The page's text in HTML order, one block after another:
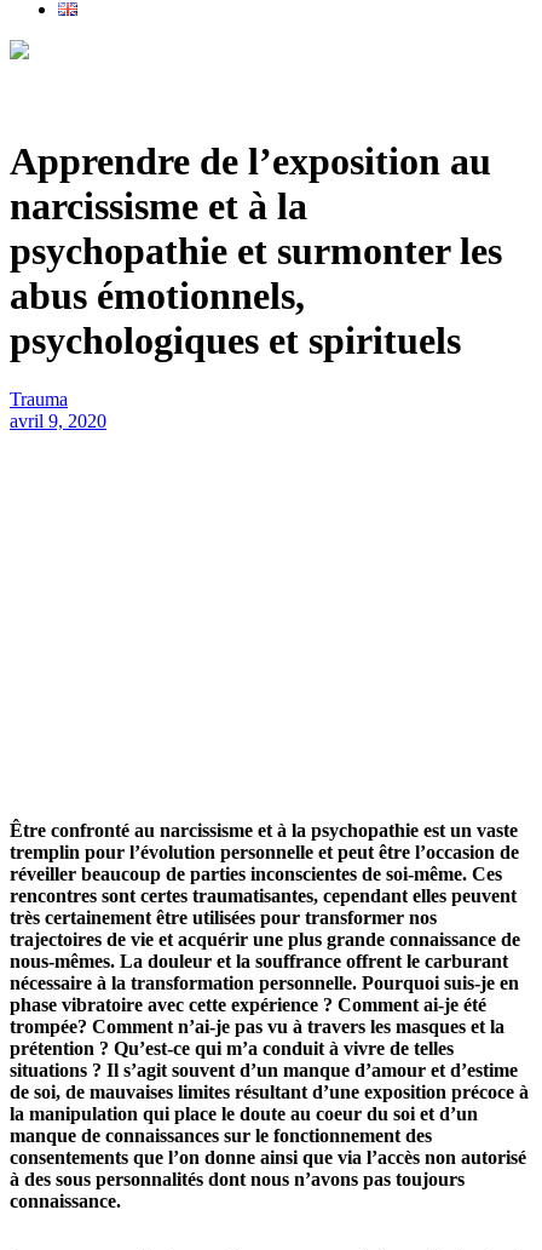
Apprendre de l’exposition au
narcissisme et à la
psychopathie et surmonter les
abus émotionnels,
psychologiques et spirituels
Trauma
avril 9, 2020
Être confronté au narcissisme et à la psychopathie est un vaste
tremplin pour l’évolution personnelle et peut être l’occasion de
réveiller beaucoup de parties inconscientes de soi-même. Ces
rencontres sont certes traumatisantes, cependant elles peuvent
très certainement être utilisées pour transformer nos
trajectoires de vie et acquérir une plus grande connaissance de
nous-mêmes. La douleur et la souffrance offrent le carburant
nécessaire à la transformation personnelle. Pourquoi suis-je en
phase vibratoire avec cette expérience ? Comment ai-je été
trompée? Comment n’ai-je pas vu à travers les masques et la
prétention ? Qu’est-ce qui m’a conduit à vivre de telles
situations ? Il s’agit souvent d’un manque d’amour et d’estime
de soi, de mauvaises limites résultant d’une exposition précoce à
la manipulation qui place le doute au coeur du soi et d’un
manque de connaissances sur le fonctionnement des
consentements que l’on donne ainsi que via l’accès non autorisé
à des sous personnalités dont nous n’avons pas toujours
connaissance.